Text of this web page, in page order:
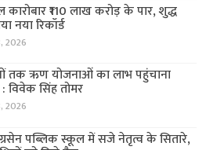
₹110 लाख करोड़ के पार, शुद्ध
नया रिकॉर्ड
2026
तक ऋण योजनाओं का लाभ पहुंचाना
: विवेक सिंह तोमर
2026
पब्लिक स्कूल में सजे नेतृत्व के सितारे,